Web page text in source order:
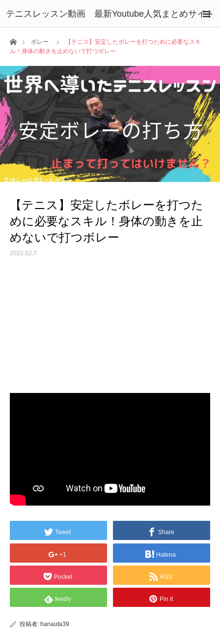
テニスレッスン動画 最新Youtube人気まとめサイト
ホームボレー
【テニス】安定したボレーを打つために必要なスキ
ル！身体の動きを止めないで打つボレー
【テニス】安定したボレーを打つた
めに必要なスキル！身体の動きを止
めないで打つボレー
2022.02.7
Tweet Share
+1 Hatena
Pocket RSS
feedly Pin it
投稿者: hanauta39